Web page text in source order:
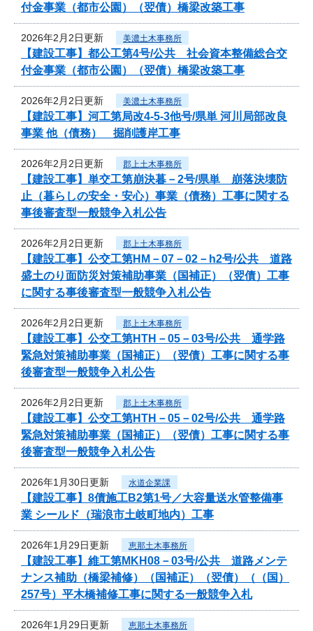
付金事業（都市公園）（翌債）橋梁改築工事
2026年2月2日更新 美濃土木事務所
【建設工事】都公工第4号/公共 社会資本整備総合交
付金事業（都市公園）（翌債）橋梁改築工事
2026年2月2日更新 美濃土木事務所
【建設工事】河工第局改4-5-3他号/県単 河川局部改良
事業 他（債務） 掘削護岸工事
2026年2月2日更新 郡上土木事務所
【建設工事】単交工第崩決暮－2号/県単 崩落決壊防
止（暮らしの安全・安心）事業（債務）工事に関する
事後審査型一般競争入札公告
2026年2月2日更新 郡上土木事務所
【建設工事】公交工第HM－07－02－h2号/公共 道路
盛土のり面防災対策補助事業（国補正）（翌債）工事
に関する事後審査型一般競争入札公告
2026年2月2日更新 郡上土木事務所
【建設工事】公交工第HTH－05－03号/公共 通学路
緊急対策補助事業（国補正）（翌債）工事に関する事
後審査型一般競争入札公告
2026年2月2日更新 郡上土木事務所
【建設工事】公交工第HTH－05－02号/公共 通学路
緊急対策補助事業（国補正）（翌債）工事に関する事
後審査型一般競争入札公告
2026年1月30日更新 水道企業課
【建設工事】8債施工B2第1号／大容量送水管整備事
業 シールド（瑞浪市土岐町地内）工事
2026年1月29日更新 恵那土木事務所
【建設工事】維工第MKH08－03号/公共 道路メンテ
ナンス補助（橋梁補修）（国補正）（翌債）（（国）
257号）平木橋補修工事に関する一般競争入札
2026年1月29日更新 恵那土木事務所